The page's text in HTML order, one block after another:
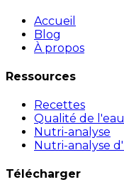
Accueil
Blog
À propos
Ressources
Recettes
Qualité de l'eau
Nutri-analyse
Nutri-analyse
Télécharger